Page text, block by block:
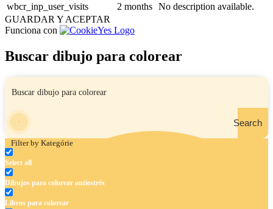
wbcr_inp_user_visits
2 months No description available.
GUARDAR Y ACEPTAR
Funciona con
Buscar dibujo para colorear
Search
Filter by Kategórie
Select all
Dibujos para colorear antiestrés
Libros para colorear